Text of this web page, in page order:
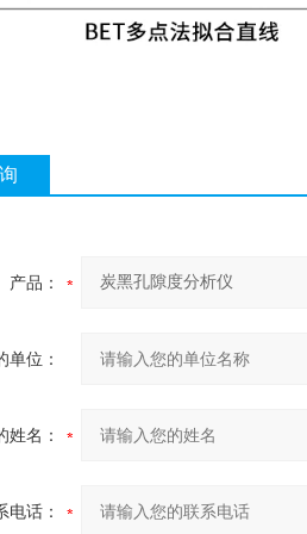
产品：
单位：
姓名：
电话：